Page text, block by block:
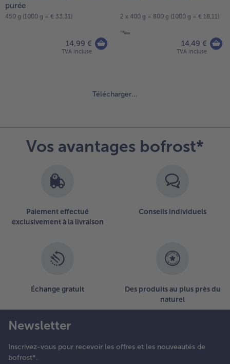
purée
450 g (1000 g = € 33,31)
14,99 €
TVA incluse
2 x 400 g = 800 g (1000 g = € 18,11)
14,49 €
TVA incluse
Télécharger...
la
d’ensemble
articles
sur
Vos avantages bofrost*
Paiement effectué
exclusivement à la livraison
Conseils individuels
Échange gratuit
Des produits au plus près du
naturel
Newsletter
Inscrivez-vous pour recevoir les offres et les nouveautés de
bofrost*.